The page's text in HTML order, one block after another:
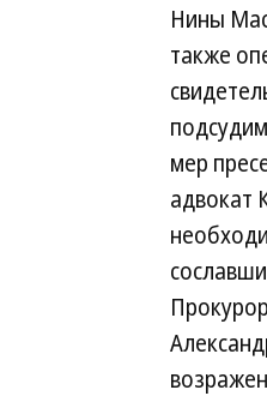
Нины
также
мер
адвокат